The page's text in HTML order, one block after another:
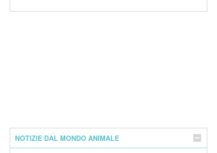
NOTIZIE DAL MONDO ANIMALE